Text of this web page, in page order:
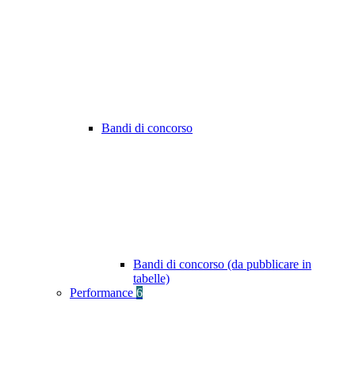
Bandi di concorso
Bandi di concorso (da pubblicare in
tabelle)
Performance 6